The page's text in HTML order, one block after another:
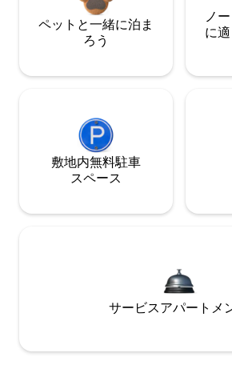
ペットと一緒に泊ま
ろう
ノ
に
敷地内無料駐⁠車
ス⁠ペ⁠ー⁠ス
サービスアパートメ